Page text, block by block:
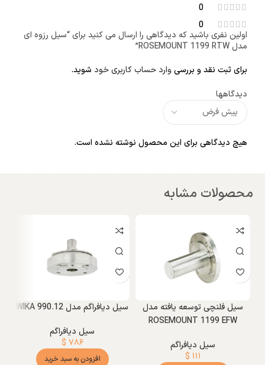
0
0
دیدگاهها
هیچ دیدگاهی برای این محصول نوشته نشده است.
اولین نفری باشید که دیدگاهی را ارسال می کنید برای “سیل رزوه ای
مدل ROSEMOUNT 1199 RTW”
برای ثبت نقد و بررسیوارد حساب کاربری خود شوید.
محصولات مشابه
سیل فلنچی توسعه یافته مدل
ROSEMOUNT 1199 EFW
سیل دیافراگم
$ ۱۱۱
سیل دیافراگم مدل WIKA 990.12
سیل دیافراگم
$ ۷۸۶
افزودن به سبد خرید